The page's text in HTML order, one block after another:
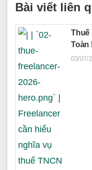
Bài viết liên
Thuế
Toàn
03/07/